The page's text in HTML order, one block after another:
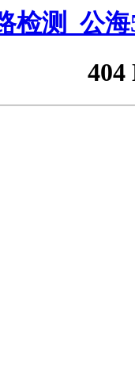
检测_公
404